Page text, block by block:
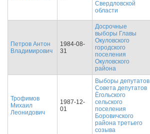
Свердловской
области
Петров Антон
Владимирович
1984-08-
31
Досрочные
выборы Главы
Окуловского
городского
поселения
Окуловского
района
Трофимов
Михаил
Леонидович
1987-12-
01
Выборы депутатов
Совета депутатов
Ёгольского
сельского
поселения
Боровичского
района третьего
созыва